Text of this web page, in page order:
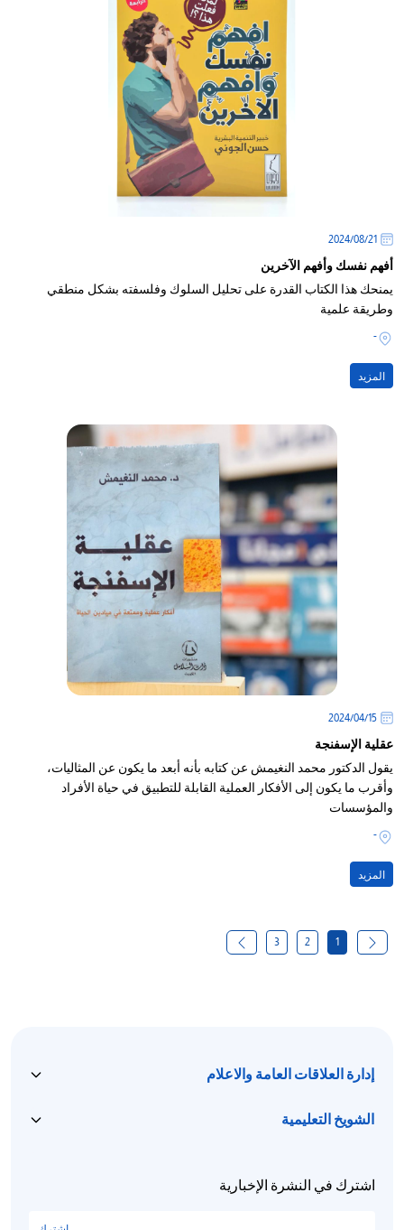
21‏/08‏/2024
أفهم نفسك وأفهم الآخرين
يمنحك هذا الكتاب القدرة على تحليل السلوك وفلسفته بشكل منطقي
وطريقة علمية
-
المزيد
15‏/04‏/2024
عقلية الإسفنجة
يقول الدكتور محمد النغيمش عن كتابه بأنه أبعد ما يكون عن المثاليات،
وأقرب ما يكون إلى الأفكار العملية القابلة للتطبيق في حياة الأفراد
والمؤسسات
-
المزيد
1
2
3
إدارة العلاقات العامة والاعلام
الشويخ التعليمية
اشترك في النشرة الإخبارية